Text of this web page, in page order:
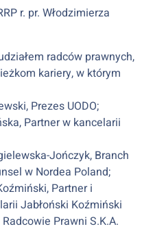
r. pr. Włodzimierza
radców prawnych,
kariery, w którym
Prezes UODO;
Partner w kancelarii
Jończyk, Branch
w Nordea Poland;
Partner i
Jabłoński Koźmiński
Prawni S.K.A.